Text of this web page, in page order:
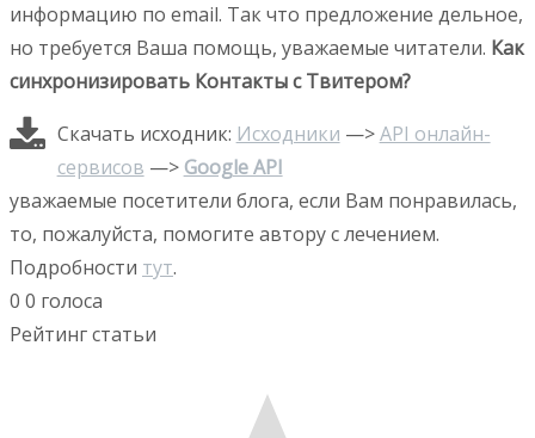
информацию по email. Так что предложение дельное,
но требуется Ваша помощь, уважаемые читатели. Как
синхронизировать Контакты с Твитером?
Скачать исходник: Исходники —>API онлайн-
сервисов —> Google API
уважаемые посетители блога, если Вам понравилась,
то, пожалуйста, помогите автору с лечением.
Подробности тут.
0 0 голоса
Рейтинг статьи